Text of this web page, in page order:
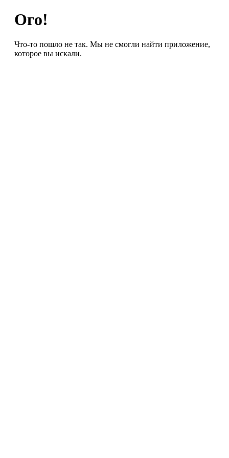
Ого!
Что-то пошло не так. Мы не смогли найти приложение,
которое вы искали.